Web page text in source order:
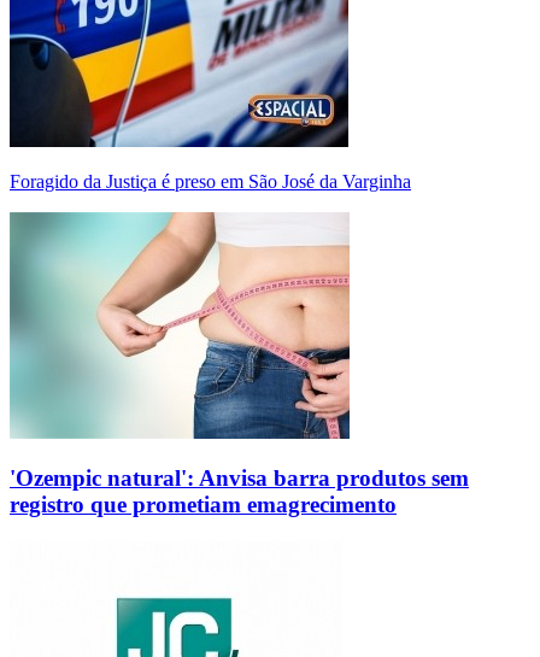
Foragido da Justiça é preso em São José da Varginha
'Ozempic natural': Anvisa barra produtos sem
registro que prometiam emagrecimento